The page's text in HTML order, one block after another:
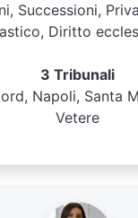
Successioni,
Diritto
3 Tribunali
Napoli, Santa
Vetere